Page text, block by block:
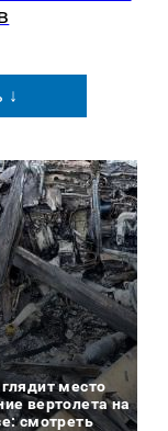
↓
место
вертолета на
смотреть